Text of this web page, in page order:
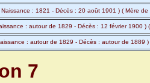
Naissance : 1821 - Décès : 20 août 1901 ) ( Mère de
: autour de 1829 - Décès : 12 février 1900 )
: autour de 1829 - Décès : autour de 1889
7